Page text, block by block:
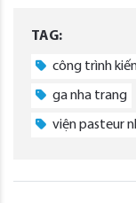
TAG:
công trình
ga nha trang
viện pasteur